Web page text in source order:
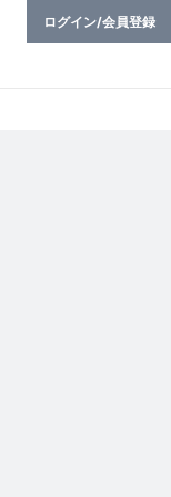
ログイン/会員登録